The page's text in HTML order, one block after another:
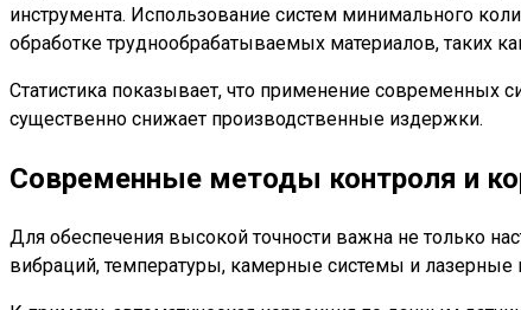
инструмента. Использование систем минимального
обработке труднообрабатываемых материалов, таких
Статистика показывает, что применение современных
существенно снижает производственные издержки.
Современные методы контроля и
Для обеспечения высокой точности важна не только
вибраций, температуры, камерные системы и